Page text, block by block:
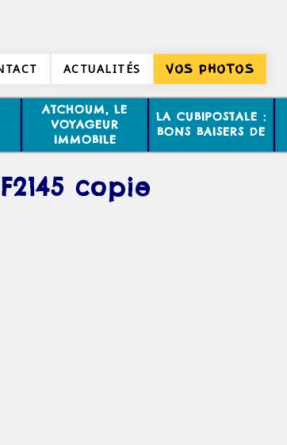
ACTUALITÉS VOS PHOTOS
ATCHOUM, LE
VOYAGEUR
IMMOBILE
LA CUBIPOSTALE :
BONS BAISERS DE
copie